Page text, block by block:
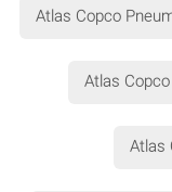
Atlas Copco
Atlas
Atlas